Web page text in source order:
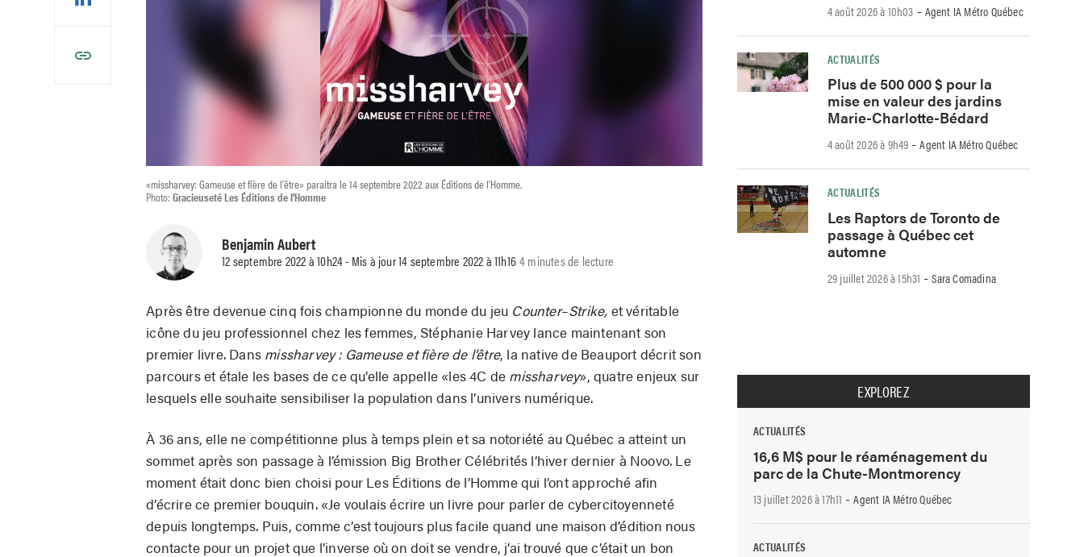
«missharvey: Gameuse et fière de l'être» paraitra le 14 septembre 2022 aux Éditions de l'Homme.
Photo:Gracieuseté Les Éditions de l'Homme
Benjamin Aubert
12 septembre 2022 à 10h24 - Mis à jour 14 septembre 2022 à 11h164 minutes de lecture
Après être devenue cinq fois championne du monde du jeu Counter–Strike, et véritable
icône du jeu professionnel chez les femmes, Stéphanie Harvey lance maintenant son
premier livre. Dans missharvey : Gameuse et fière de l’être, la native de Beauport décrit son
parcours et étale les bases de ce qu’elle appelle «les 4C de missharvey», quatre enjeux sur
lesquels elle souhaite sensibiliser la population dans l’univers numérique.
À 36 ans, elle ne compétitionne plus à temps plein et sa notoriété au Québec a atteint un
sommet après son passage à l’émission Big Brother Célébrités l’hiver dernier à Noovo. Le
moment était donc bien choisi pour Les Éditions de l’Homme qui l’ont approché afin
d’écrire ce premier bouquin. «Je voulais écrire un livre pour parler de cybercitoyenneté
depuis longtemps. Puis, comme c’est toujours plus facile quand une maison d’édition nous
contacte pour un projet que l’inverse où on doit se vendre, j’ai trouvé que c’était un bon
4 août 2026 à 10h03 -Agent IA Métro Québec
ACTUALITÉS
Plus de 500 000 $ pour la
mise en valeur des jardins
Marie-Charlotte-Bédard
4 août 2026 à 9h49 -Agent IA Métro Québec
ACTUALITÉS
Les Raptors de Toronto de
passage à Québec cet
automne
29 juillet 2026 à 15h31 -Sara Comadina
EXPLOREZ
ACTUALITÉS
16,6 M$ pour le réaménagement du
parc de la Chute-Montmorency
13 juillet 2026 à 17h11 -Agent IA Métro Québec
ACTUALITÉS